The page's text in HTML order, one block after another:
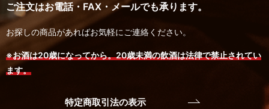
ご注文はお電話・FAX・メールでも承ります。
お探しの商品があればお気軽にご連絡ください。
※お酒は20歳になってから。20歳未満の飲酒は法律で禁止されてい
ます。
特定商取引法の表示